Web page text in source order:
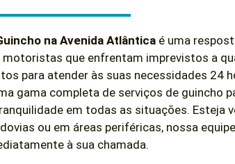
na Avenida Atlântica é uma
motoristas que enfrentam imprevistos a
para atender às suas necessidades 24
gama completa de serviços de guincho
em todas as situações. Esteja
ou em áreas periféricas, nossa
à sua chamada.